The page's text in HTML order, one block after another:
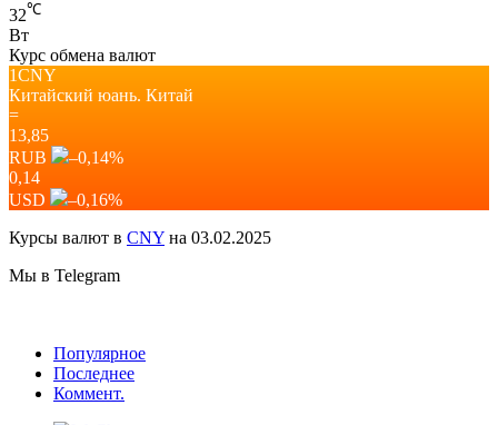
32℃
Вт
Курс обмена валют
1CNY
Китайский юань. Китай
=
13,85
RUB
–0,14%
0,14
USD
–0,16%
Курсы валют в CNY на 03.02.2025
Мы в Telegram
Популярное
Последнее
Коммент.